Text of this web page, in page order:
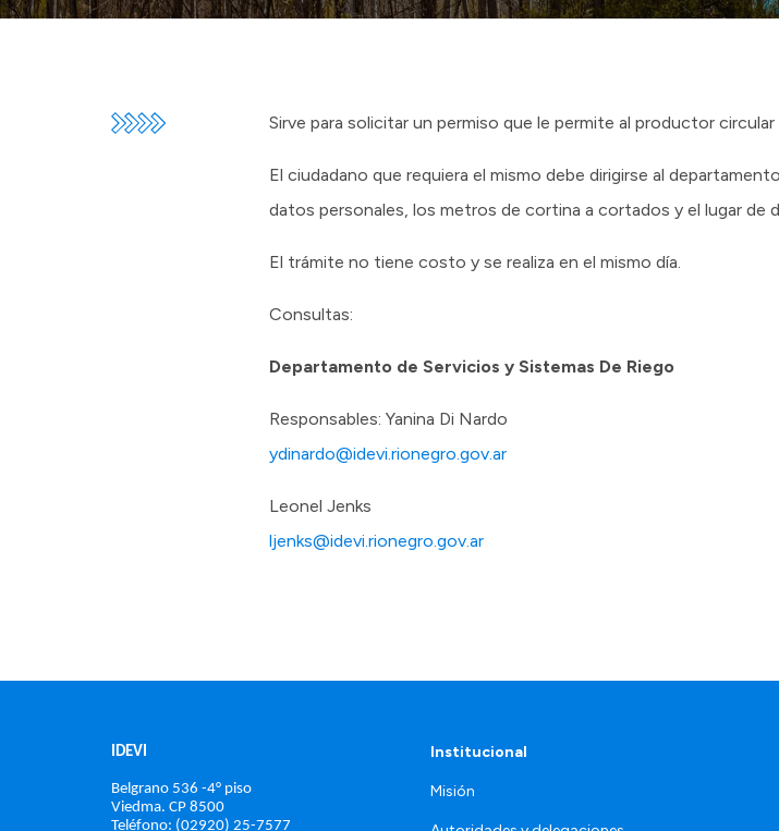
Sirve para solicitar un permiso que le permite al productor
El ciudadano que requiera el mismo debe dirigirse al
datos personales, los metros de cortina a cortados y el lugar de
El trámite no tiene costo y se realiza en el mismo día.
Consultas:
Departamento de Servicios y Sistemas De Riego
Responsables: Yanina Di Nardo
ydinardo@idevi.rionegro.gov.ar
Leonel Jenks
ljenks@idevi.rionegro.gov.ar
IDEVI
Belgrano 536 -4° piso
Viedma. CP 8500
Teléfono: (02920) 25-7577
Institucional
Misión